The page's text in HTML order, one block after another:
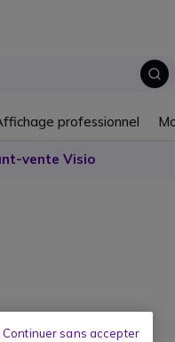
professionnel
vente Visio
Continuer sans accepter